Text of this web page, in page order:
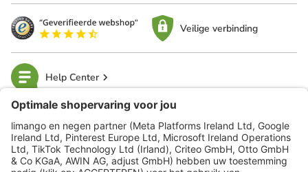
Veilige verbinding
Help Center
limango
Veilig winkelen